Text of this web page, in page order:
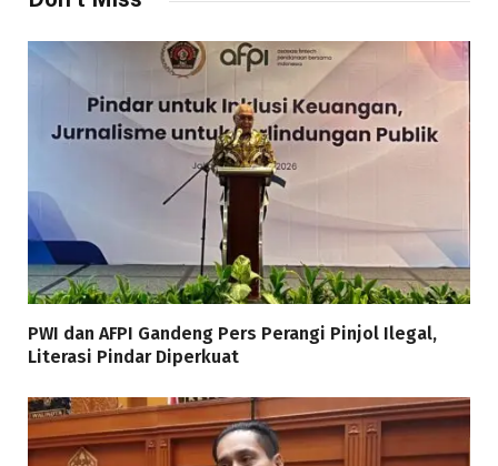
PWI dan AFPI Gandeng Pers Perangi Pinjol Ilegal,
Literasi Pindar Diperkuat